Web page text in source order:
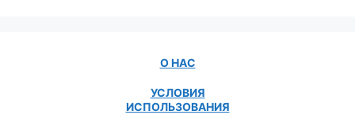
О НАС
УСЛОВИЯ
ИСПОЛЬЗОВАНИЯ